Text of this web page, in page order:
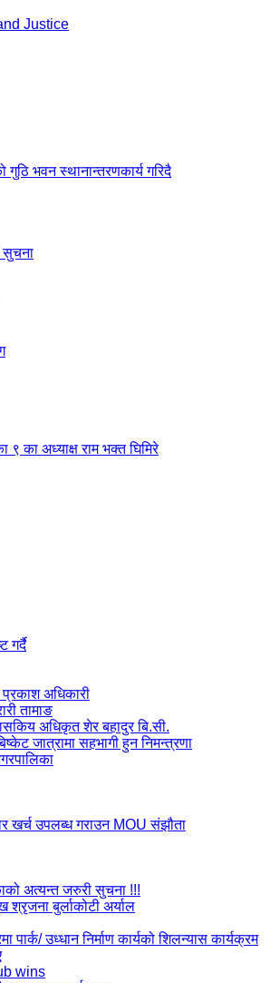
Justice
गुठि भवन स्थानान्तरणकार्य गरिदै
सुचना
९ का अध्याक्ष राम भक्त घिमिरे
गर्दै
प्रकाश अधिकारी
तामाङ
अधिकृत शेर बहादुर बि.सी.
जात्रामा सहभागी हुन निमन्त्रणा
खर्च उपलब्ध गराउन MOU संझौता
अत्यन्त जरुरी सुचना !!!
बुर्लाकोटी अर्याल
पार्क/ उध्धान निर्माण कार्यको शिलन्यास कार्यक्रम
wins